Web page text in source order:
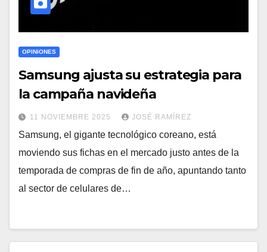
OPINIONES
Samsung ajusta su estrategia para
la campaña navideña
11 NOVIEMBRE 2025 JOSÉ RAMÍREZ
Samsung, el gigante tecnológico coreano, está
moviendo sus fichas en el mercado justo antes de la
temporada de compras de fin de año, apuntando tanto
al sector de celulares de…